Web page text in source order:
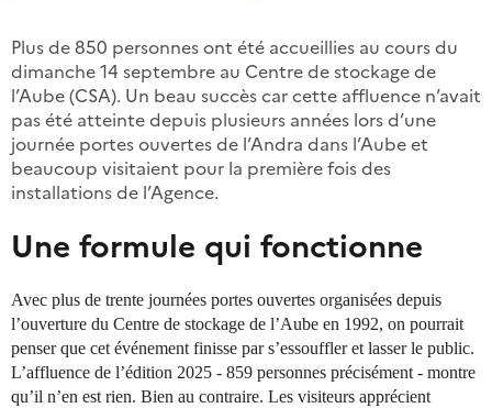
Plus de 850 personnes ont été accueillies au cours du
dimanche 14 septembre au Centre de stockage de
l’Aube (CSA). Un beau succès car cette affluence n’avait
pas été atteinte depuis plusieurs années lors d’une
journée portes ouvertes de l’Andra dans l’Aube et
beaucoup visitaient pour la première fois des
installations de l’Agence.
Une formule qui fonctionne
Avec plus de trente journées portes ouvertes organisées depuis
l’ouverture du Centre de stockage de l’Aube en 1992, on pourrait
penser que cet événement finisse par s’essouffler et lasser le public.
L’affluence de l’édition 2025 - 859 personnes précisément - montre
qu’il n’en est rien. Bien au contraire. Les visiteurs apprécient